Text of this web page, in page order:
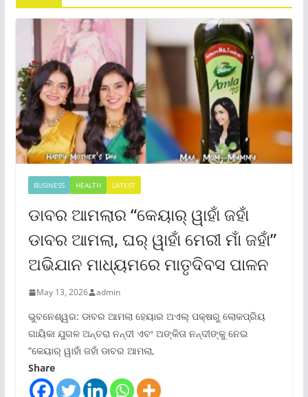
BUSINESS HEALTH LATEST
ଡାବର ଆମଲାର “କେୟାର୍ ୱାହାଁ ଜହାଁ
ଡାବର ଆମଲା, ଘର୍ ୱାହାଁ ମେରୀ ମାଁ ଜହାଁ”
ଅଭିଯାନ ମାଧ୍ୟମରେ ମାତୃଦିବସ ପାଳନ
May 13, 2026 admin
ଭୁବନେଶ୍ୱର: ଡାବର ଆମଲା ହେୟାର ଅଏଲ୍ ପକ୍ଷରୁ ଲୋକପ୍ରିୟ
ଗାୟିକା ଯୁଗଳ ଅନ୍ତରା ନନ୍ଦୀ ଏବଂ ଅଙ୍କିତା ନନ୍ଦୀଙ୍କୁ ନେଇ
“କେୟାର୍ ୱାହାଁ ଜହାଁ ଡାବର ଆମଲା,
Share